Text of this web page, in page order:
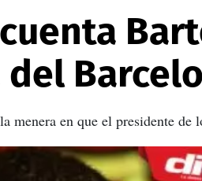
menera en que el presidente de